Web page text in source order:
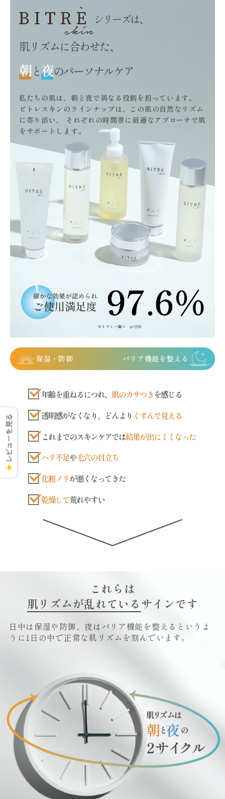
シリーズは、
肌リズムに合わせた、
朝と夜のパーソナルケア
私たちの肌は、朝と夜で異なる役割を担っています。
ビトレスキンのラインナップは、この肌の自然なリズム
に寄り添い、
それぞれの時間帯に最適なアプローチで肌
をサポートします。
保湿・防御 バリア機能を整える
年齢を重ねるにつれ、 肌のカサつき を感じる
透明感がなくなり、どんより くすんで見える
これまでのスキンケアでは結果が出にくくなった
ハリ不足や毛穴の目立ち
化粧ノリが悪くなってきた
乾燥して荒れやすい
これらは
肌リズムが乱れている サインです
日中は保湿や防御、夜はバリア機能を整えるというよ
うに1日の中で正常な肌リズムを刻んでいます。
★
レビューを見る